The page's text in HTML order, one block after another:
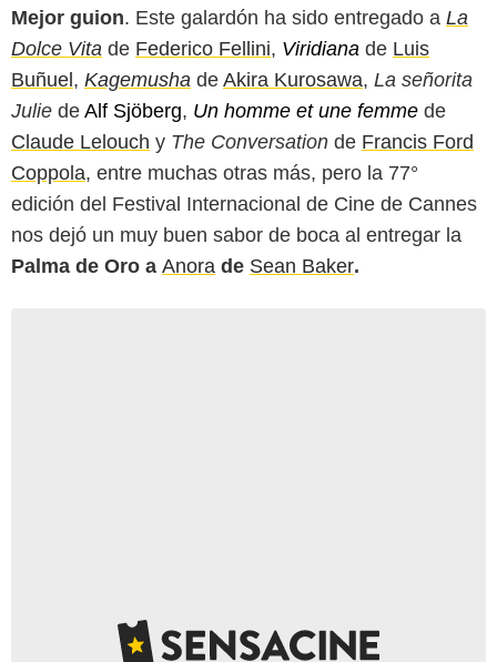
Mejor guion. Este galardón ha sido entregado a La
Dolce Vita de Federico Fellini, Viridiana de Luis
Buñuel, Kagemusha de Akira Kurosawa, La señorita
Julie de Alf Sjöberg, Un homme et une femme de
Claude Lelouch y The Conversation de Francis Ford
Coppola, entre muchas otras más, pero la 77°
edición del Festival Internacional de Cine de Cannes
nos dejó un muy buen sabor de boca al entregar la
Palma de Oro a Anora de Sean Baker.